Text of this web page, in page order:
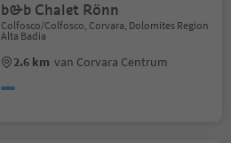
b&b Chalet Rönn
Colfosco/Colfosco, Corvara, Dolomites Region
Alta Badia
2.6 km van Corvara Centrum